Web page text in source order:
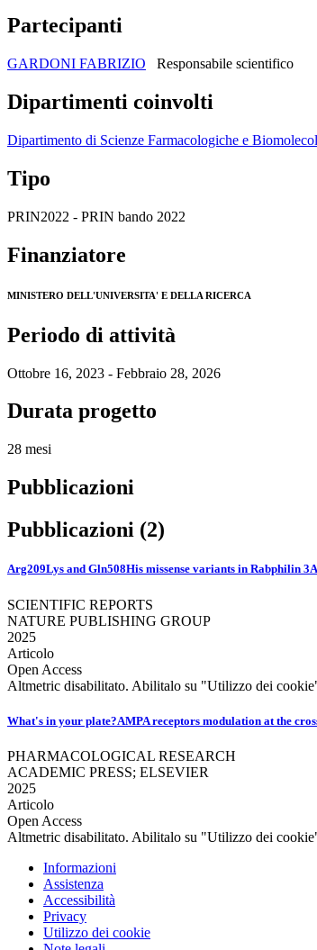
Partecipanti
GARDONI FABRIZIO Responsabile scientifico
Dipartimenti coinvolti
Dipartimento di Scienze Farmacologiche e
Tipo
PRIN2022 - PRIN bando 2022
Finanziatore
MINISTERO DELL'UNIVERSITA' E DELLA RICERCA
Periodo di attività
Ottobre 16, 2023 - Febbraio 28, 2026
Durata progetto
28 mesi
Pubblicazioni
Pubblicazioni (2)
Arg209Lys and Gln508His missense variants in Rabphilin
SCIENTIFIC REPORTS
NATURE PUBLISHING GROUP
2025
Articolo
Open Access
Altmetric disabilitato. Abilitalo su "Utilizzo dei
What's in your plate?AMPA receptors modulation at the
PHARMACOLOGICAL RESEARCH
ACADEMIC PRESS; ELSEVIER
2025
Articolo
Open Access
Altmetric disabilitato. Abilitalo su "Utilizzo dei
Informazioni
Assistenza
Accessibilità
Privacy
Utilizzo dei cookie